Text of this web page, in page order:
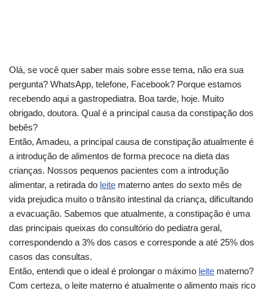
Olá, se você quer saber mais sobre esse tema, não era sua
pergunta? WhatsApp, telefone, Facebook? Porque estamos
recebendo aqui a gastropediatra. Boa tarde, hoje. Muito
obrigado, doutora. Qual é a principal causa da constipação dos
bebês?
Então, Amadeu, a principal causa de constipação atualmente é
a introdução de alimentos de forma precoce na dieta das
crianças. Nossos pequenos pacientes com a introdução
alimentar, a retirada do leite materno antes do sexto mês de
vida prejudica muito o trânsito intestinal da criança, dificultando
a evacuação. Sabemos que atualmente, a constipação é uma
das principais queixas do consultório do pediatra geral,
correspondendo a 3% dos casos e corresponde a até 25% dos
casos das consultas.
Então, entendi que o ideal é prolongar o máximo leite materno?
Com certeza, o leite materno é atualmente o alimento mais rico